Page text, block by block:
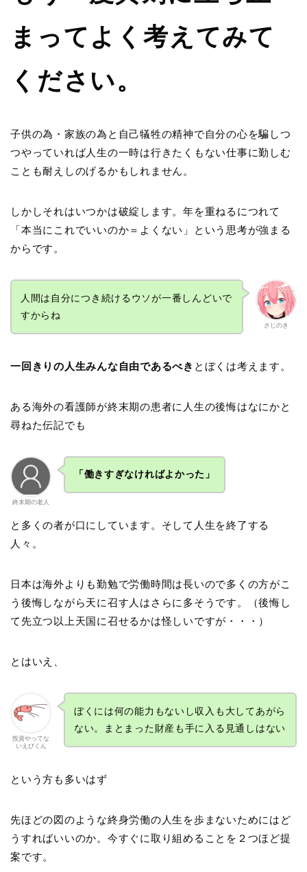
まってよく考えてみて
ください。
子供の為・家族の為と自己犠牲の精神で自分の心を騙しつ
つやっていれば人生の一時は行きたくもない仕事に勤しむ
ことも耐えしのげるかもしれません。
しかしそれはいつかは破綻します。年を重ねるにつれて
「本当にこれでいいのか＝よくない」という思考が強まる
からです。
さじのき
人間は自分につき続けるウソが一番しんどいで
すからね
一回きりの人生みんな自由であるべき とぼくは考えます。
ある海外の看護師が終末期の患者に人生の後悔はなにかと
尋ねた伝記でも
終末期の老人
「働きすぎなければよかった」
と多くの者が口にしています。そして人生を終了する
人々。
日本は海外よりも勤勉で労働時間は長いので多くの方がこ
う後悔しながら天に召す人はさらに多そうです。（後悔し
て先立つ以上天国に召せるかは怪しいですが・・・）
とはいえ、
投資やってな
いえびくん
ぼくには何の能力もないし収入も大してあがら
ない。まとまった財産も手に入る見通しはない
という方も多いはず
先ほどの図のような終身労働の人生を歩まないためにはど
うすればいいのか。今すぐに取り組めることを２つほど提
案です。